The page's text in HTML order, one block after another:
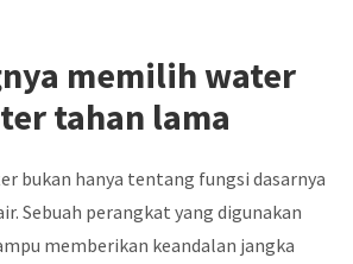
memilih water
tahan lama
bukan hanya tentang fungsi dasarnya
Sebuah perangkat yang digunakan
memberikan keandalan jangka